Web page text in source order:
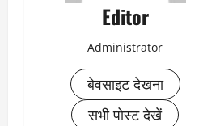
Editor
Administrator
बेवसाइट देखना
सभी पोस्ट देखें